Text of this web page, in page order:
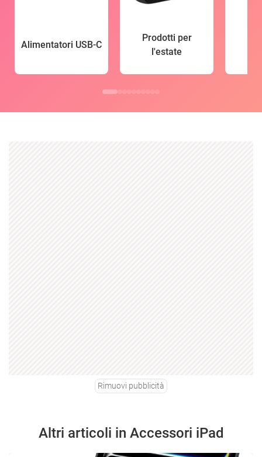
Alimentatori USB-C
Prodotti per
l'estate
Rimuovi pubblicità
Altri articoli in Accessori iPad